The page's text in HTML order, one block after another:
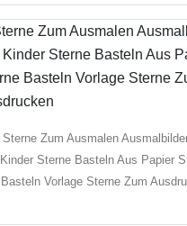
Sterne Zum Ausmalen
Kinder Sterne Basteln Aus Papier
Basteln Vorlage Sterne Zum